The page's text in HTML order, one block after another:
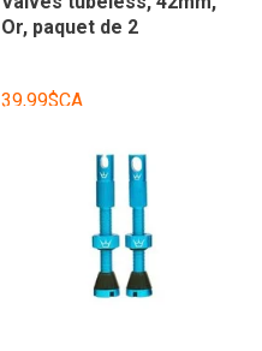
Or, paquet de 2
39,99$CA